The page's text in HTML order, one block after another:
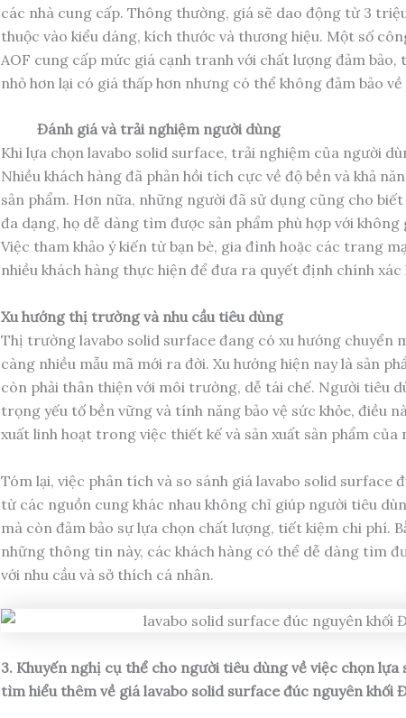
các nhà cung cấp. Thông thường, giá sẽ dao động từ 3
thuộc vào kiểu dáng, kích thước và thương hiệu. Một số
AOF cung cấp mức giá cạnh tranh với chất lượng đảm
nhỏ hơn lại có giá thấp hơn nhưng có thể không đảm bảo
Đánh giá và trải nghiệm người dùng
Khi lựa chọn lavabo solid surface, trải nghiệm của người
Nhiều khách hàng đã phản hồi tích cực về độ bền và khả
sản phẩm. Hơn nữa, những người đã sử dụng cũng cho
đa dạng, họ dễ dàng tìm được sản phẩm phù hợp với
Việc tham khảo ý kiến từ bạn bè, gia đình hoặc các trang
nhiều khách hàng thực hiện để đưa ra quyết định chính xác
Xu hướng thị trường và nhu cầu tiêu dùng
Thị trường lavabo solid surface đang có xu hướng chuyển
càng nhiều mẫu mã mới ra đời. Xu hướng hiện nay là sản
còn phải thân thiện với môi trường, dễ tái chế. Người tiêu
trọng yếu tố bền vững và tính năng bảo vệ sức khỏe, điều
xuất linh hoạt trong việc thiết kế và sản xuất sản phẩm của
Tóm lại, việc phân tích và so sánh giá lavabo solid surface
từ các nguồn cung khác nhau không chỉ giúp người tiêu
mà còn đảm bảo sự lựa chọn chất lượng, tiết kiệm chi phí.
những thông tin này, các khách hàng có thể dễ dàng tìm
với nhu cầu và sở thích cá nhân.
3. Khuyến nghị cụ thể cho người tiêu dùng về việc chọn lựa
tìm hiểu thêm về giá lavabo solid surface đúc nguyên khối